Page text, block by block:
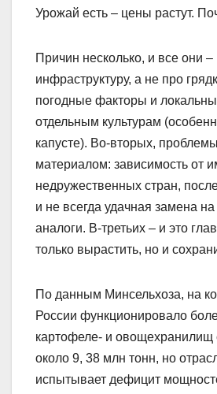
Урожай есть – цены растут.
Причин несколько, и все они –
инфраструктуру, а не про
погодные факторы и
отдельным культурам
капусте). Во-вторых,
материалом: зависимость от
недружественных стран,
и не всегда удачная замена
аналоги. В-третьих – и это
только вырастить, но и
По данным Минсельхоза, на
России функционировало
картофеле- и
около 9, 38 млн тонн, но
испытывает дефицит